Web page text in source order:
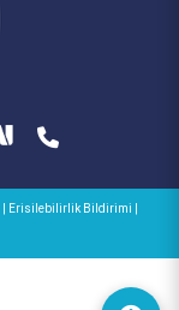
Erisilebilirlik Bildirimi